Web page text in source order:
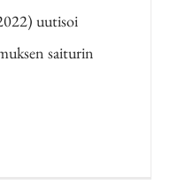
uutisoi
saiturin